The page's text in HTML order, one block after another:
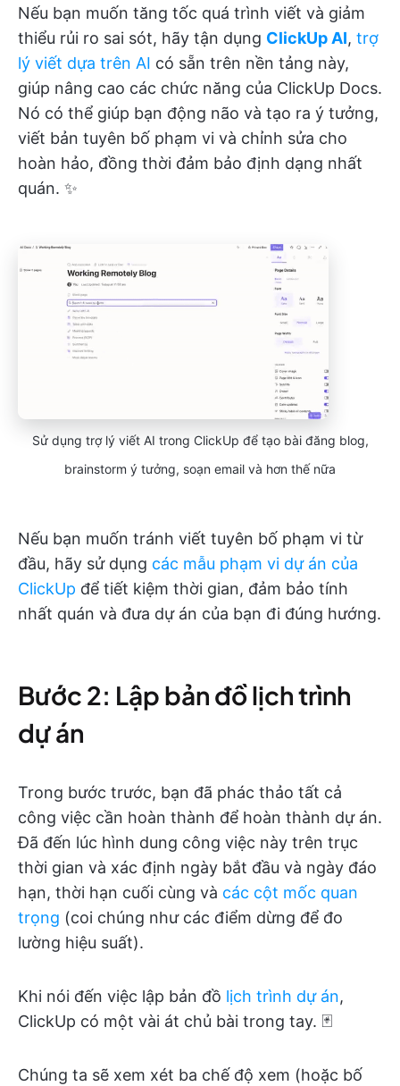
Nếu bạn muốn tăng tốc quá trình viết và giảm
thiểu rủi ro sai sót, hãy tận dụng ClickUp AI, trợ
lý viết dựa trên AI có sẵn trên nền tảng này,
giúp nâng cao các chức năng của ClickUp Docs.
Nó có thể giúp bạn động não và tạo ra ý tưởng,
viết bản tuyên bố phạm vi và chỉnh sửa cho
hoàn hảo, đồng thời đảm bảo định dạng nhất
quán. ✨
Sử dụng trợ lý viết AI trong ClickUp để tạo bài đăng blog,
brainstorm ý tưởng, soạn email và hơn thế nữa
Nếu bạn muốn tránh viết tuyên bố phạm vi từ
đầu, hãy sử dụng các mẫu phạm vi dự án của
ClickUp để tiết kiệm thời gian, đảm bảo tính
nhất quán và đưa dự án của bạn đi đúng hướng.
Bước 2: Lập bản đồ lịch trình
dự án
Trong bước trước, bạn đã phác thảo tất cả
công việc cần hoàn thành để hoàn thành dự án.
Đã đến lúc hình dung công việc này trên trục
thời gian và xác định ngày bắt đầu và ngày đáo
hạn, thời hạn cuối cùng và các cột mốc quan
trọng (coi chúng như các điểm dừng để đo
lường hiệu suất).
Khi nói đến việc lập bản đồ lịch trình dự án,
ClickUp có một vài át chủ bài trong tay. 🃏
Chúng ta sẽ xem xét ba chế độ xem (hoặc bố